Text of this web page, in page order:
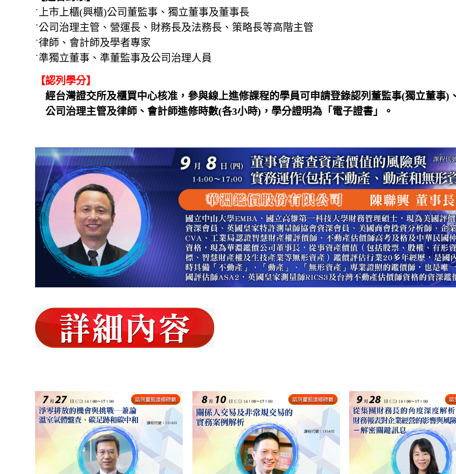
˙上市上櫃(興櫃)公司董監事、獨立董事及董事長
˙公司治理主管、營運長、財務長及法務長、策略長等高階主管
˙律師、會計師及學者專家
˙準獨立董事、準董監事及公司治理人員
【認列學分】
經台灣證交所及櫃買中心核准，參與線上進修課程的學員可申請登錄認列 董監事(獨立董事)
公司治理主管及律師、會計師進修時數(各3小時)，學分證明為「電子證書」。